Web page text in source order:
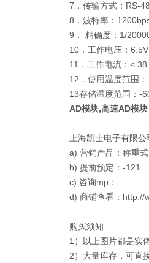
7．传输方式：RS-
8．波特率：
9． 精确度：1/
10．工作电压：
11．工作电流：<
12．使用温度范围
13存储温度范围：
AD模块,高速AD模
上海凯士电子有限
a) 营销产品：称重
b) 提前预定：-121
c) 咨询mp：
d) 商铺查看：
购买须知
1）以上图片都是实
2）大量库存，可直